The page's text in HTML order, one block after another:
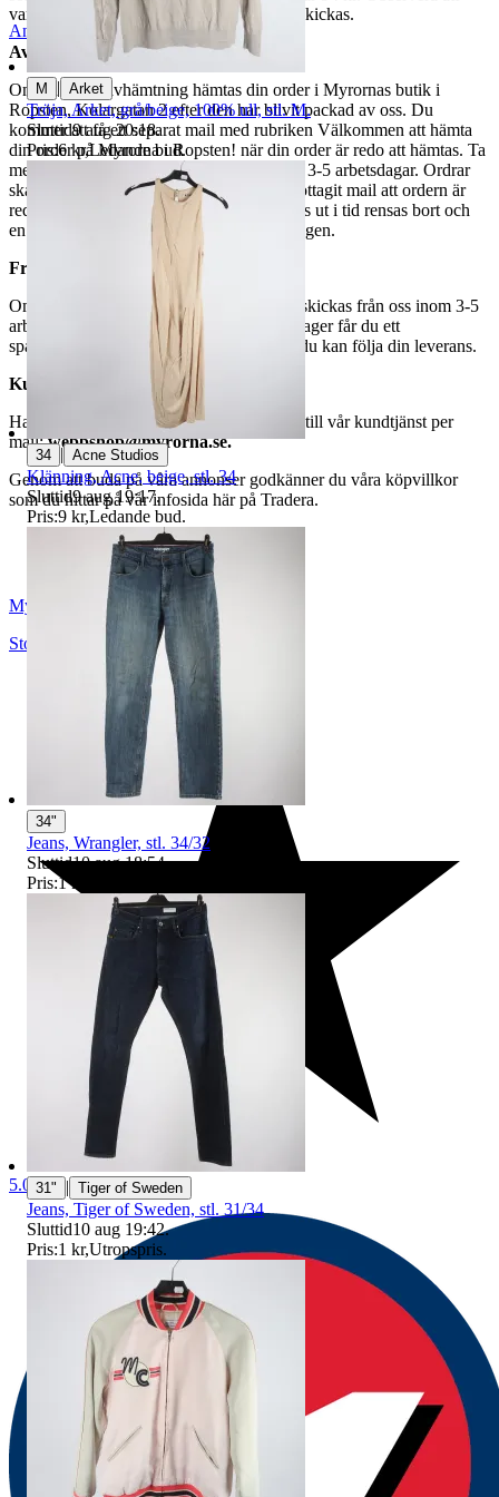
varor märkta endast avhämtning inte kan skickas.
Avhämtning
Om du väljer avhämtning hämtas din order i Myrornas butik i
Ropsten, Kolargatan 2 efter den har blivit packad av oss. Du
kommer att få ett separat mail med rubriken Välkommen att hämta
din order på Myrorna i Ropsten! när din order är redo att hämtas. Ta
med legitimation. Hanteringstiden är cirka 3-5 arbetsdagar. Ordrar
ska hämtas senast 7 dagar efter att man mottagit mail att ordern är
redo för avhämtning. Ordrar som ej hämtas ut i tid rensas bort och
en avgift på 84 kr dras av från återbetalningen.
Frakt
Om du har valt frakt kommer din vara att skickas från oss inom 3-5
arbetsdagar. När din vara har lämnat vårt lager får du ett
spårningsnummer av DSV inom kort där du kan följa din leverans.
Kundservice
Har du frågor eller funderingar hör av dig till vår kundtjänst per
mail:webbshop@myrorna.se.
Genom att buda på våra annonser godkänner du våra köpvillkor
som du hittar på vår infosida här på Tradera.
Anmäl Sälj liknande
Myrorna
Stockholm
5.0
M | Arket
Tröja, Arket, grå/beige, 100% ull, stl. M.
Sluttid9 aug 20:18.
Pris:6 kr,Ledande bud.
34 | Acne Studios
Klänning, Acne, beige, stl. 34
Sluttid9 aug 19:17.
Pris:9 kr,Ledande bud.
34"
Jeans, Wrangler, stl. 34/32
Sluttid10 aug 18:54.
Pris:1 kr
31" | Tiger of Sweden
Jeans, Tiger of Sweden, stl. 31/34
Sluttid10 aug 19:42.
Pris:1 kr,Utropspris.